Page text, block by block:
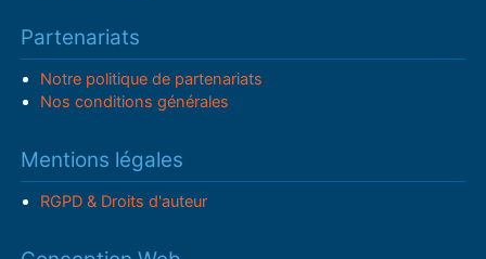
Partenariats
Notre politique de partenariats
Nos conditions générales
Mentions légales
RGPD & Droits d'auteur